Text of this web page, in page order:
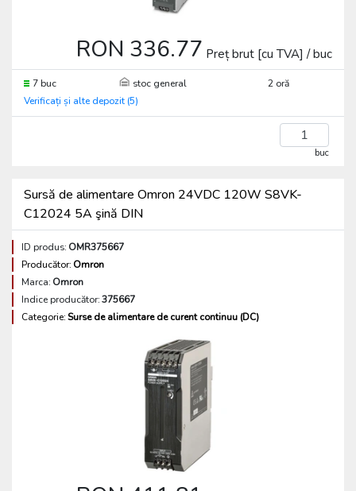
RON 336.77 Preț brut [cu TVA] / buc
7 buc stoc general
2 oră
Verificați și alte depozit (5)
buc
Sursă de alimentare Omron 24VDC 120W S8VK-
C12024 5A şină DIN
ID produs: OMR375667
Producător: Omron
Marca: Omron
Indice producător:375667
Categorie:Surse de alimentare de curent continuu (DC)